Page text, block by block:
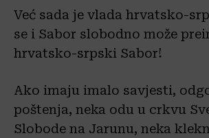
Već sada je vlada hrvatsko-
se i Sabor slobodno može
hrvatsko-srpski Sabor!
Ako imaju imalo savjesti,
poštenja, neka odu u crkvu
Slobode na Jarunu, neka